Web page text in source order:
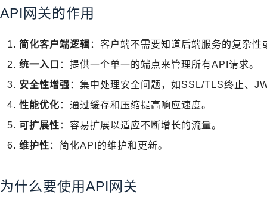
API网关的作用
简化客户端逻辑 ：客户端不需要知道后端服务的复杂性
统一入口 ：提供一个单一的端点来管理所有API请求。
安全性增强 ：集中处理安全问题，如SSL/TLS终止、
性能优化 ：通过缓存和压缩提高响应速度。
可扩展性 ：容易扩展以适应不断增长的流量。
维护性 ：简化API的维护和更新。
为什么要使用API网关